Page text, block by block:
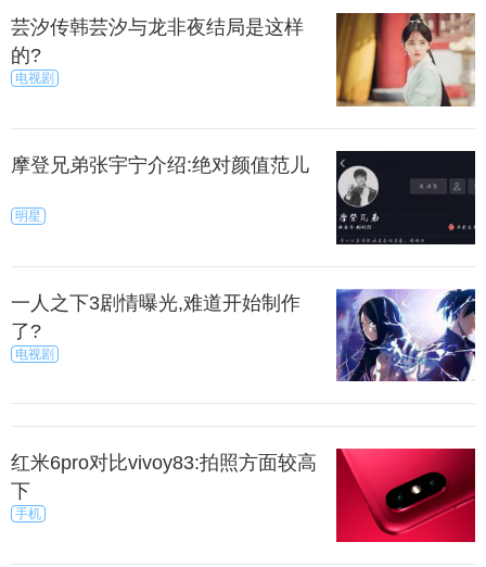
芸汐传韩芸汐与龙非夜结局是这样
的?
电视剧
摩登兄弟张宇宁介绍:绝对颜值范儿
明星
一人之下3剧情曝光,难道开始制作
了?
电视剧
红米6pro对比vivoy83:拍照方面较高
下
手机